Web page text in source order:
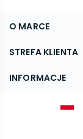
O MARCE
O nas
Blog
STREFA KLIENTA
FAQ
INFORMACJE